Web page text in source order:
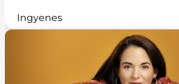
Ingyenes